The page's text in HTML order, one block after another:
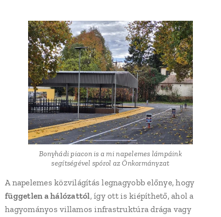
Bonyhádi piacon is a mi napelemes lámpáink
segítségével spórol az Önkormányzat
A napelemes közvilágítás legnagyobb előnye, hogy
független a hálózattól, így ott is kiépíthető, ahol a
hagyományos villamos infrastruktúra drága vagy